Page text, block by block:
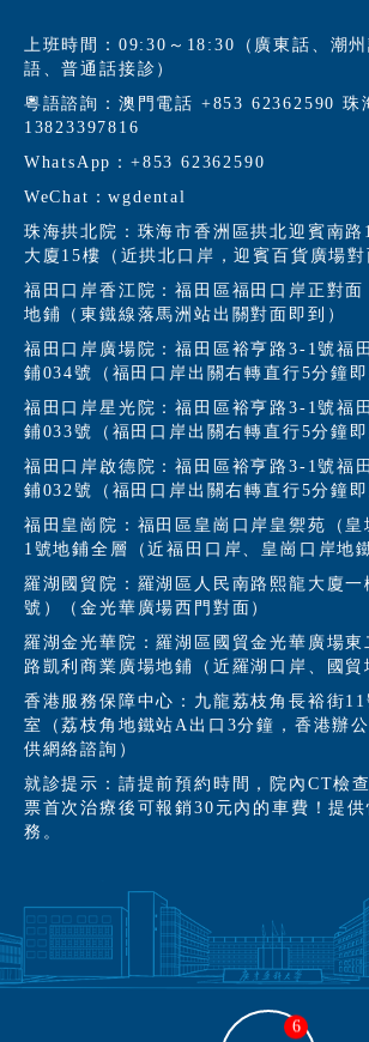
上班時間：09:30～18:30（廣東話、潮
語、普通話接診）
粵語諮詢：澳門電話 +853 62362590 珠
13823397816
WhatsApp：+853 62362590
WeChat：wgdental
珠海拱北院：珠海市香洲區拱北迎賓南
大廈15樓（近拱北口岸，迎賓百貨廣場對
福田口岸香江院：福田區福田口岸正對
地鋪（東鐵線落馬洲站出關對面即到）
福田口岸廣場院：福田區裕亨路3-1號福
鋪034號（福田口岸出關右轉直行5分鐘即
福田口岸星光院：福田區裕亨路3-1號福
鋪033號（福田口岸出關右轉直行5分鐘即
福田口岸啟德院：福田區裕亨路3-1號福
鋪032號（福田口岸出關右轉直行5分鐘即
福田皇崗院：福田區皇崗口岸皇禦苑（皇
1號地鋪全層（近福田口岸、皇崗口岸地
羅湖國貿院：羅湖區人民南路熙龍大廈一
號）（金光華廣場西門對面）
羅湖金光華院：羅湖區國貿金光華廣場東
路凱利商業廣場地鋪（近羅湖口岸、國貿
香港服務保障中心：九龍荔枝角長裕街
室（荔枝角地鐵站A出口3分鐘，香港辦
供網絡諮詢）
就診提示：請提前預約時間，院內CT檢
票首次治療後可報銷30元內的車費！提
務。
6